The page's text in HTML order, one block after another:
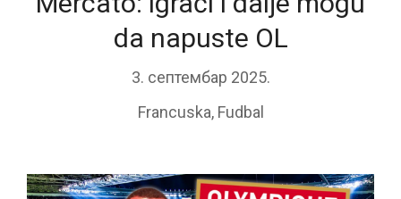
da napuste OL
3. септембар 2025.
Francuska, Fudbal